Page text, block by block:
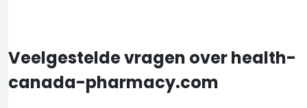
Veelgestelde vragen over health-
canada-pharmacy.com